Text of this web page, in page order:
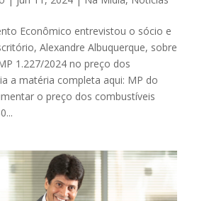
Econômico entrevistou o sócio e
Alexandre Albuquerque, sobre
1.227/2024 no preço dos
a matéria completa aqui: MP do
o preço dos combustíveis